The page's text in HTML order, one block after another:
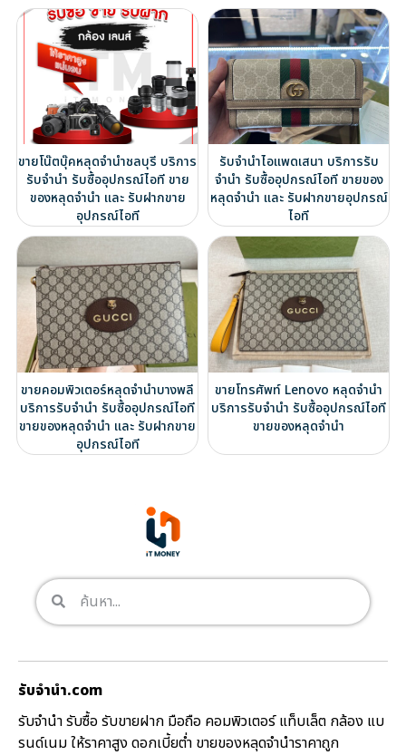
ขายโน๊ตบุ๊คหลุดจำนำชลบุรี บริการ
รับจำนำ รับซื้ออุปกรณ์ไอที ขาย
ของหลุดจำนำ และ รับฝากขาย
อุปกรณ์ไอที
รับจำนำไอแพดเสนา บริการรับ
จำนำ รับซื้ออุปกรณ์ไอที ขายของ
หลุดจำนำ และ รับฝากขายอุปกรณ์
ไอที
ขายคอมพิวเตอร์หลุดจำนำบางพลี
บริการรับจำนำ รับซื้ออุปกรณ์ไอที
ขายของหลุดจำนำ และ รับฝากขาย
อุปกรณ์ไอที
ขายโทรศัพท์ Lenovo หลุดจำนำ
บริการรับจำนำ รับซื้ออุปกรณ์ไอที
ขายของหลุดจำนำ
รับจํานํา.com
รับจำนำ รับซื้อ รับขายฝาก มือถือ คอมพิวเตอร์ แท็บเล็ต กล้อง แบ
รนด์เนม ให้ราคาสูง ดอกเบี้ยต่ำ ขายของหลุดจำนำราคาถูก